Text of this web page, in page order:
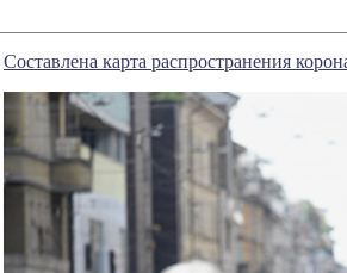
Составлена карта распространения